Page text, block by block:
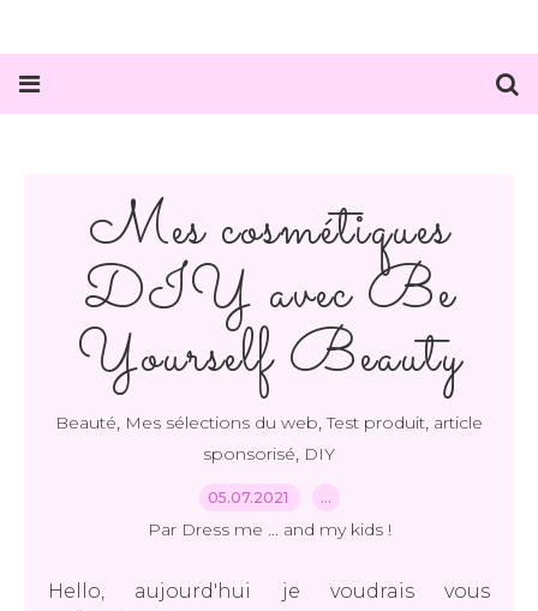
Mes cosmétiques
DIY avec Be
Yourself Beauty
Beauté, Mes sélections du web,Test produit, article
sponsorisé, DIY
05.07.2021 …
Par Dress me ... and my kids !
Hello, aujourd'hui je voudrais vous